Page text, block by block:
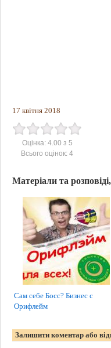
17 квітня 2018
Оцінка: 4.00 з 5
Всього оцінок: 4
Матеріали та
Сам себе Босс? Бизнес с
Орифлейм
Залишити коментар або